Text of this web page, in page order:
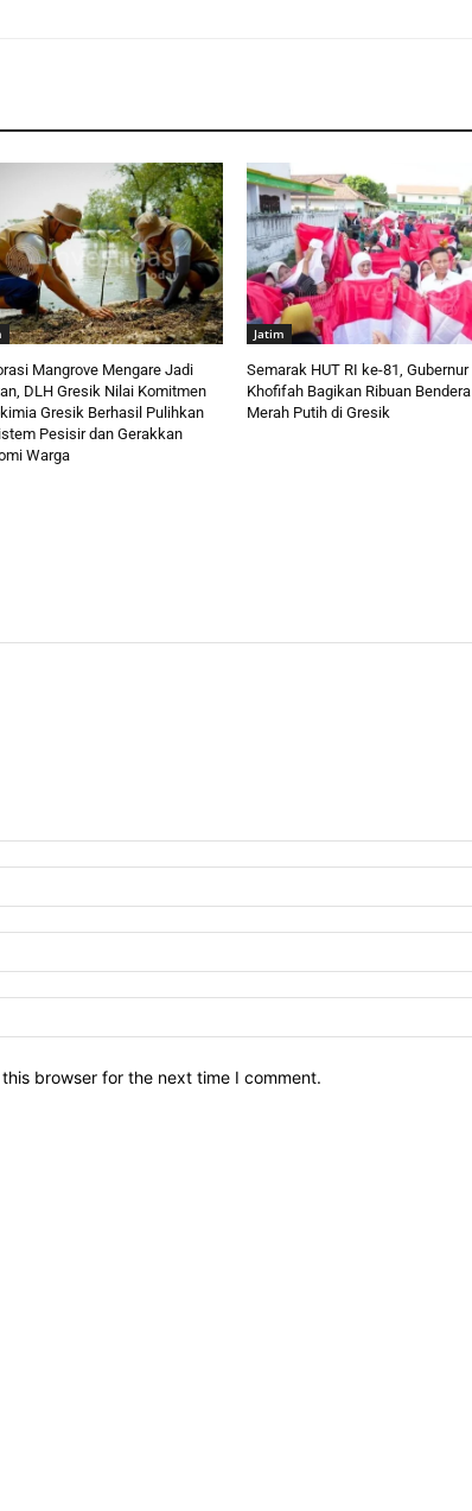
Mangrove Mengare Jadi
DLH Gresik Nilai Komitmen
Gresik Berhasil Pulihkan
Pesisir dan Gerakkan
Warga
Jatim
Semarak HUT RI ke-81, Gubernur
Khofifah Bagikan Ribuan Bendera
Merah Putih di Gresik
browser for the next time I comment.